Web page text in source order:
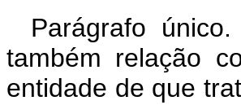
Parágrafo
também relação
entidade de que